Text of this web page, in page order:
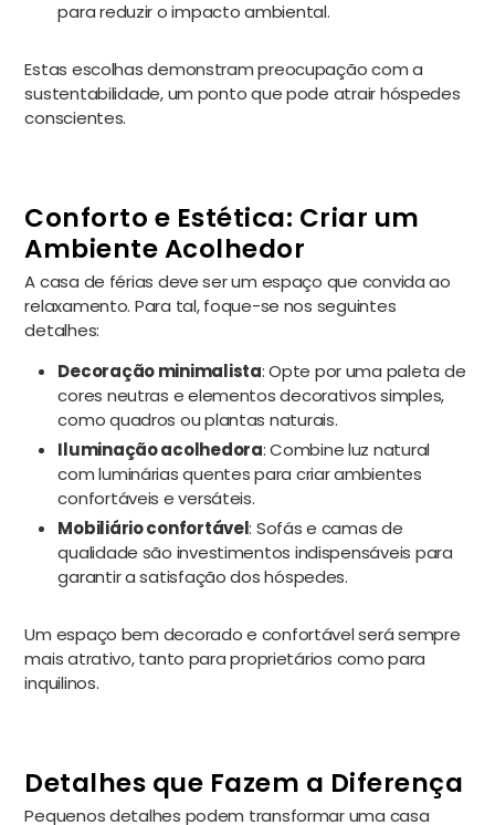
para reduzir o impacto ambiental.
Estas escolhas demonstram preocupação com a
sustentabilidade, um ponto que pode atrair hóspedes
conscientes.
Conforto e Estética: Criar um
Ambiente Acolhedor
A casa de férias deve ser um espaço que convida ao
relaxamento. Para tal, foque-se nos seguintes
detalhes:
Decoração minimalista: Opte por uma paleta de
cores neutras e elementos decorativos simples,
como quadros ou plantas naturais.
Iluminação acolhedora: Combine luz natural
com luminárias quentes para criar ambientes
confortáveis e versáteis.
Mobiliário confortável: Sofás e camas de
qualidade são investimentos indispensáveis para
garantir a satisfação dos hóspedes.
Um espaço bem decorado e confortável será sempre
mais atrativo, tanto para proprietários como para
inquilinos.
Detalhes que Fazem a Diferença
Pequenos detalhes podem transformar uma casa